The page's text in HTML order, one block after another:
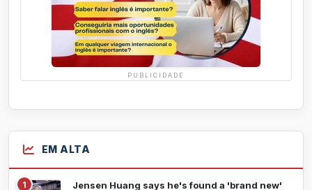
PUBLICIDADE
EM ALTA
1 Jensen Huang says he's found a 'brand new'